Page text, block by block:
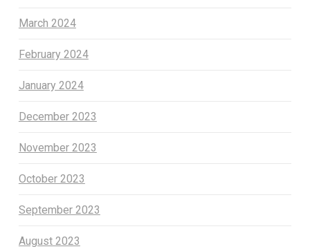
March 2024
February 2024
January 2024
December 2023
November 2023
October 2023
September 2023
August 2023